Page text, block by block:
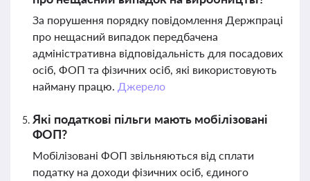
За порушення порядку повідомлення Держпраці
про нещасний випадок передбачена
адміністративна відповідальність для посадових
осіб, ФОП та фізичних осіб, які використовують
найману працю. Джерело
Які податкові пільги мають мобілізовані
ФОП?
Мобілізовані ФОП звільняються від сплати
податку на доходи фізичних осіб, єдиного